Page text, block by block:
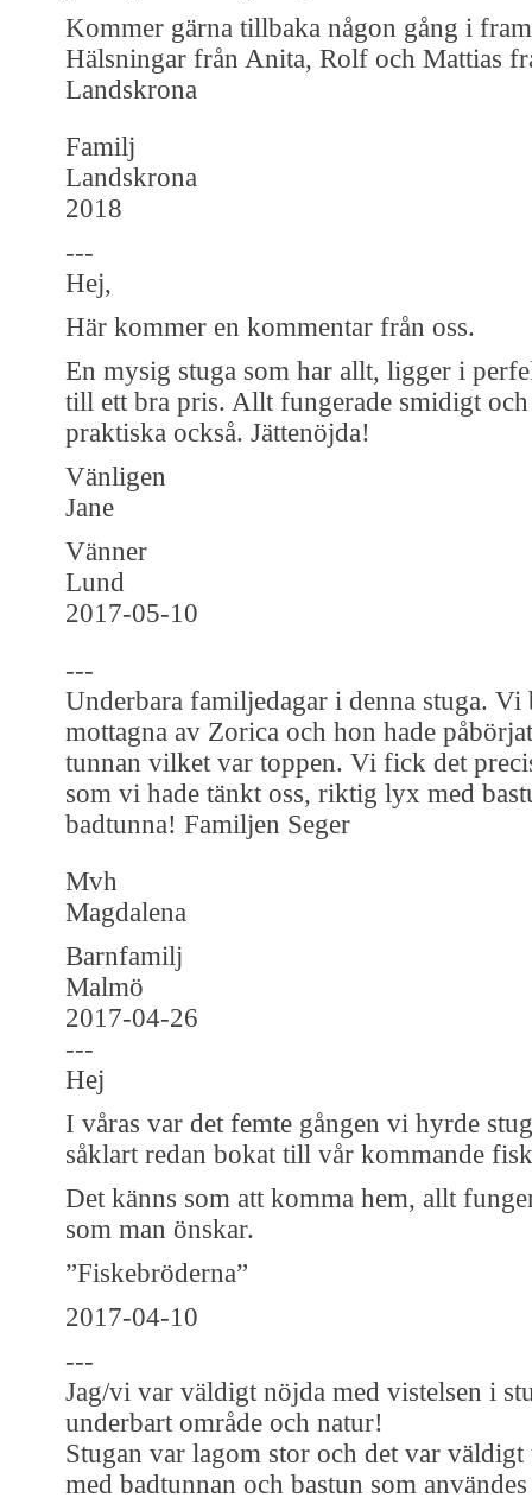
Kommer gärna tillbaka någon gång i
Hälsningar från Anita, Rolf och Mattias
Landskrona
Familj
Landskrona
2018
---
Hej,
Här kommer en kommentar från oss.
En mysig stuga som har allt, ligger i
till ett bra pris. Allt fungerade smidigt
praktiska också. Jättenöjda!
Vänligen
Jane
Vänner
Lund
2017-05-10
---
Underbara familjedagar i denna stuga. Vi
mottagna av Zorica och hon hade
tunnan vilket var toppen. Vi fick det
som vi hade tänkt oss, riktig lyx med
badtunna! Familjen Seger
Mvh
Magdalena
Barnfamilj
Malmö
2017-04-26
---
Hej
I våras var det femte gången vi hyrde
såklart redan bokat till vår kommande
Det känns som att komma hem, allt
som man önskar.
”Fiskebröderna”
2017-04-10
---
Jag/vi var väldigt nöjda med vistelsen i
underbart område och natur!
Stugan var lagom stor och det var väldigt
med badtunnan och bastun som